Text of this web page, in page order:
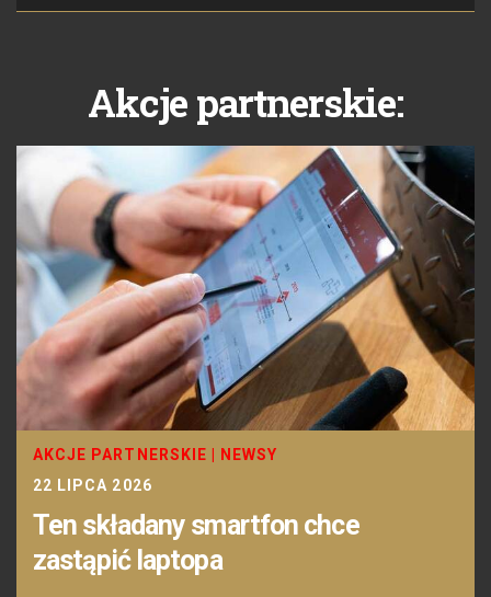
Akcje partnerskie:
AKCJE PARTNERSKIE
NEWSY
22 LIPCA 2026
Ten składany smartfon chce
zastąpić laptopa